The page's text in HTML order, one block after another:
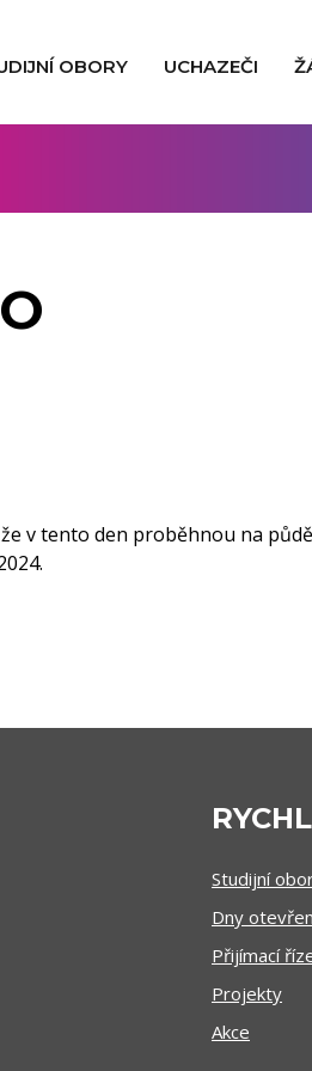
OBORY UCHAZEČI
v tento den proběhnou na
Studijní
Dny
Přijímací
Projekty
Akce